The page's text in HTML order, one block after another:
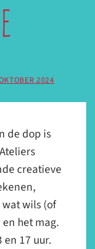
2024
de dop is
creatieve
wils (of
het mag.
17 uur.